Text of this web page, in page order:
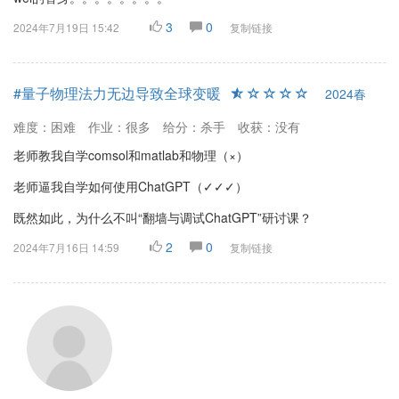
2024年7月19日 15:42 3 0 复制链接
#量子物理法力无边导致全球变暖
2024春
难度：困难
作业：很多 给分：杀手
收获：没有
老师教我自学comsol和matlab和物理（×）
老师逼我自学如何使用ChatGPT（✓✓✓）
既然如此，为什么不叫“翻墙与调试ChatGPT”研讨课？
2024年7月16日 14:59 2 0 复制链接